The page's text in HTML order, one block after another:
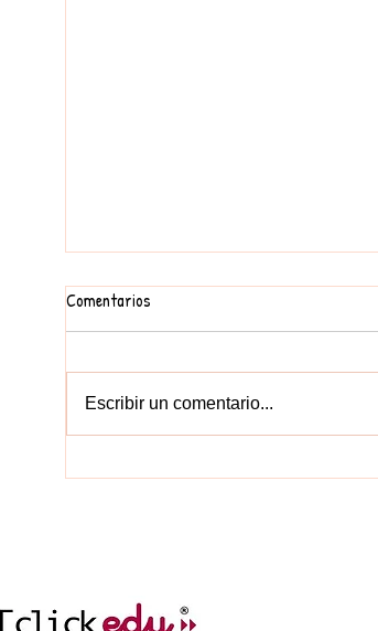
Comentarios
Escribir un comentario...